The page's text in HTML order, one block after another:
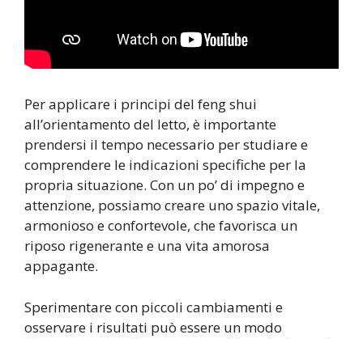
Per applicare i principi del feng shui
all’orientamento del letto, è importante
prendersi il tempo necessario per studiare e
comprendere le indicazioni specifiche per la
propria situazione. Con un po’ di impegno e
attenzione, possiamo creare uno spazio vitale,
armonioso e confortevole, che favorisca un
riposo rigenerante e una vita amorosa
appagante.
Sperimentare con piccoli cambiamenti e
osservare i risultati può essere un modo